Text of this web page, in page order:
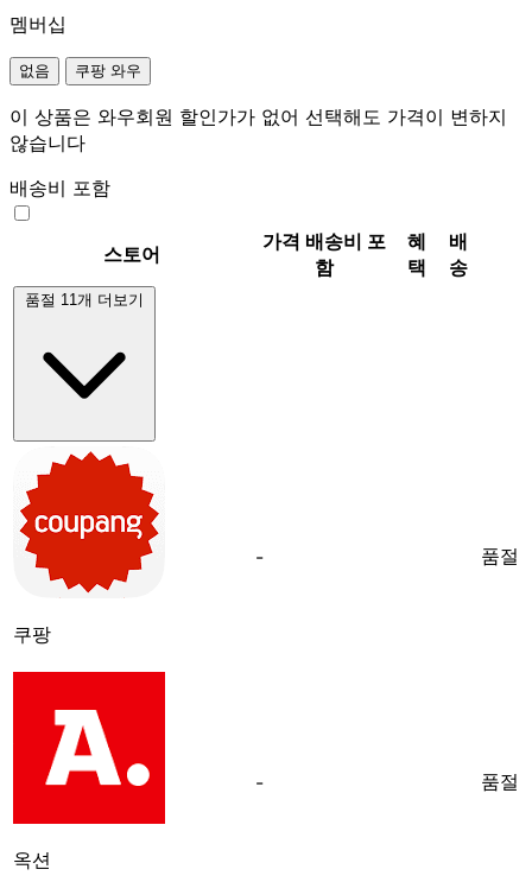
멤버십
없음 쿠팡 와우
이 상품은 와우회원 할인가가 없어 선택해도 가격이 변하지
않습니다
배송비 포함
스토어
가격 배송비 포
함
혜
택
배
송
품절 11개 더보기
쿠팡
- 품절
옥션
- 품절